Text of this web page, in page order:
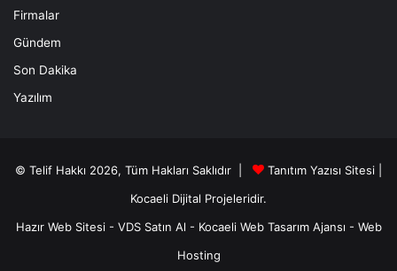
Firmalar
Gündem
Son Dakika
Yazılım
© Telif Hakkı 2026, Tüm Hakları Saklıdır |
Tanıtım Yazısı Sitesi |
Kocaeli Dijital Projeleridir.
Hazır Web Sitesi- VDS Satın Al - Kocaeli Web Tasarım Ajansı - Web
Hosting